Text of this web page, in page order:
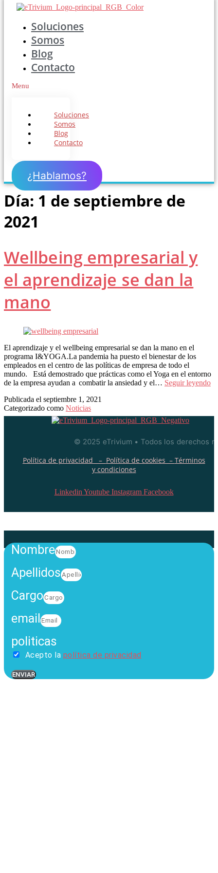
Soluciones
Somos
Blog
Contacto
Menu
Soluciones
Somos
Blog
Contacto
¿Hablamos?
Día: 1 de septiembre de
2021
Wellbeing empresarial y
el aprendizaje se dan la
mano
El aprendizaje y el wellbeing empresarial se dan la mano en el
programa I&YOGA.La pandemia ha puesto el bienestar de los
empleados en el centro de las políticas de empresa de todo el
mundo. Está demostrado que prácticas como el Yoga en el entorno
de la empresa ayudan a combatir la ansiedad y el… Seguir leyendo
la
Publicada el septiembre 1, 2021
Categorizado como Noticias
© 2025 eTrivium • Todos los derechos
Política de privacidad – Política de cookies – Términos
y condiciones
Linkedin Youtube Instagram Facebook
Nombre
Apellidos
Cargo
email
politicas
Acepto la política de privacidad
ENVIAR